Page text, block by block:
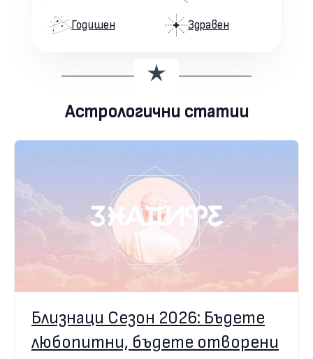
Годишен Здравен
Астрологични статии
Близнаци Сезон 2026: Бъдете
любопитни, бъдете отворени